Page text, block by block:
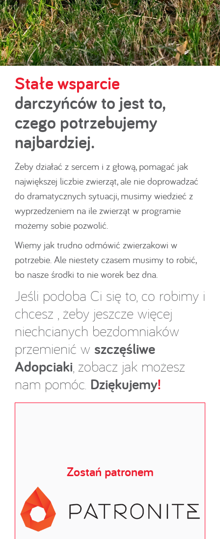
Stałe wsparcie
darczyńców to jest to,
czego potrzebujemy
najbardziej.
Żeby działać z sercem i z głową, pomagać jak
największej liczbie zwierząt, ale nie doprowadzać
do dramatycznych sytuacji, musimy wiedzieć z
wyprzedzeniem na ile zwierząt w programie
możemy sobie pozwolić.
Wiemy jak trudno odmówić zwierzakowi w
potrzebie. Ale niestety czasem musimy to robić,
bo nasze środki to nie worek bez dna.
Jeśli podoba Ci się to, co robimy i
chcesz , żeby jeszcze więcej
niechcianych bezdomniaków
przemienić w szczęśliwe
Adopciaki , zobacz jak możesz
nam pomóc. Dziękujemy!
Zostań patronem